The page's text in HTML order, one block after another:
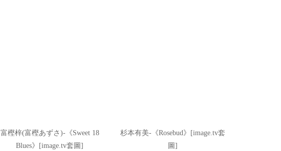
富樫梓(富樫あずさ)-《Sweet 18
Blues》[image.tv套圖]
杉本有美-《Rosebud》[image.tv套
圖]